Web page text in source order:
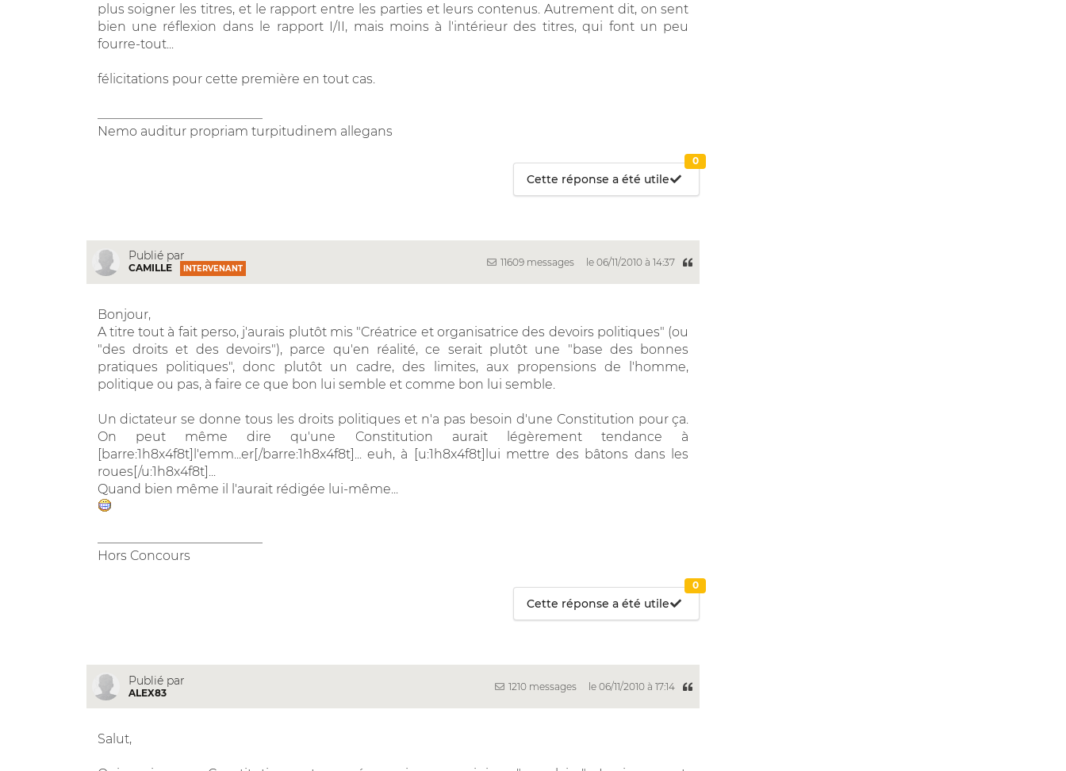
plus soigner les titres, et le rapport entre les parties et leurs contenus. Autrement dit, on sent
bien une réflexion dans le rapport I/II, mais moins à l'intérieur des titres, qui font un peu
fourre-tout...
félicitations pour cette première en tout cas.
Nemo auditur propriam turpitudinem allegans
Cette réponse a été utile
0
Publié par
CAMILLE INTERVENANT
11609 messages le 06/11/2010 à 14:37
Bonjour,
A titre tout à fait perso, j'aurais plutôt mis "Créatrice et organisatrice des devoirs politiques" (ou
"des droits et des devoirs"), parce qu'en réalité, ce serait plutôt une "base des bonnes
pratiques politiques", donc plutôt un cadre, des limites, aux propensions de l'homme,
politique ou pas, à faire ce que bon lui semble et comme bon lui semble.
Un dictateur se donne tous les droits politiques et n'a pas besoin d'une Constitution pour ça.
On peut même dire qu'une Constitution aurait légèrement tendance à
[barre:1h8x4f8t]l'emm...er[/barre:1h8x4f8t]... euh, à [u:1h8x4f8t]lui mettre des bâtons dans les
roues[/u:1h8x4f8t]...
Quand bien même il l'aurait rédigée lui-même...
Hors Concours
Cette réponse a été utile
0
Publié par
ALEX83
1210 messages le 06/11/2010 à 17:14
Salut,